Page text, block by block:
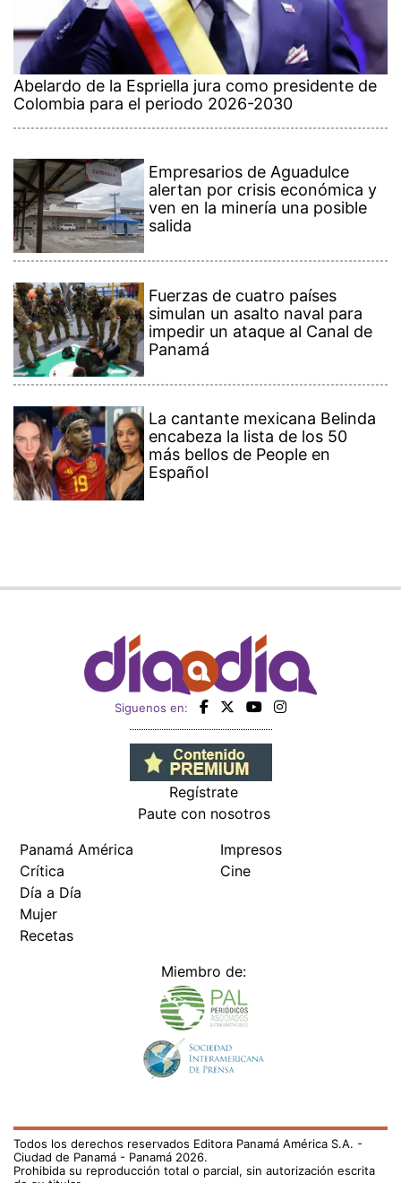
Abelardo de la Espriella jura como presidente de
Colombia para el periodo 2026-2030
Empresarios de Aguadulce
alertan por crisis económica y
ven en la minería una posible
salida
Fuerzas de cuatro países
simulan un asalto naval para
impedir un ataque al Canal de
Panamá
La cantante mexicana Belinda
encabeza la lista de los 50
más bellos de People en
Español
Siguenos en:
Regístrate
Paute con nosotros
Panamá América
Crítica
Día a Día
Mujer
Recetas
Impresos
Cine
Miembro de:
Todos los derechos reservados Editora Panamá América S.A. -
Ciudad de Panamá - Panamá 2026.
Prohibida su reproducción total o parcial, sin autorización escrita